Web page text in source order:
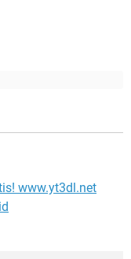
www.yt3dl.net